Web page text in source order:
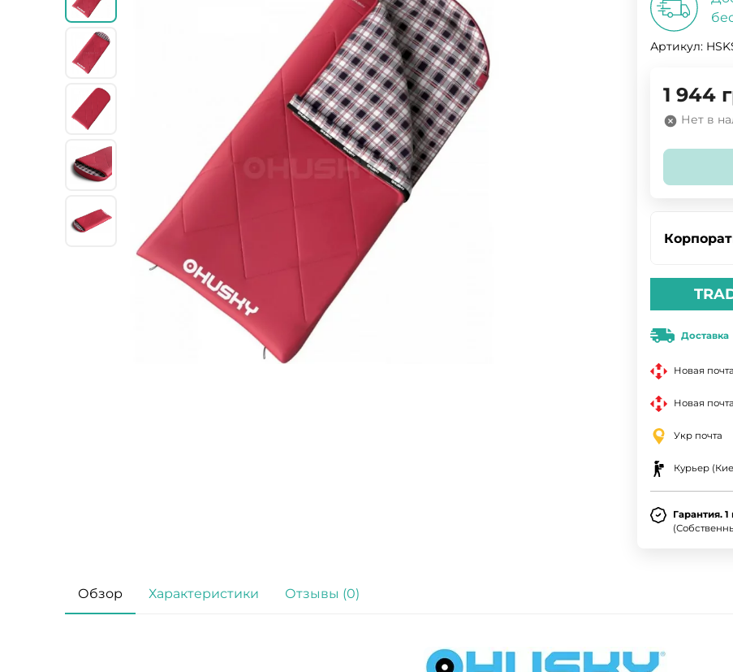
Артикул:
1 944
Нет в
Доставка
Новая почта
Новая
Укр почта
Курьер
Гарантия.
Обзор Характеристики Отзывы (0)